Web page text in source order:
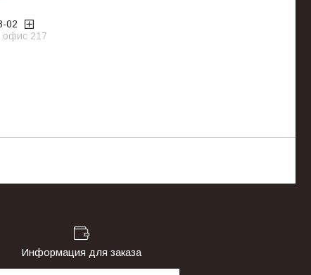
02
офис 217
Информация для заказа